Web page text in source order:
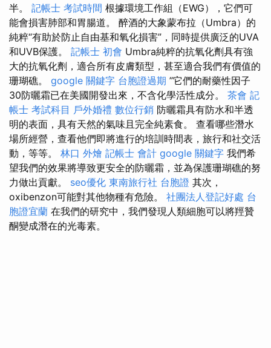
半。 記帳士 考試時間 根據環境工作組（EWG），它們可
能會損害肺部和胃腸道。 醉酒的大象蒙布拉（Umbra）的
純粹“有助於防止自由基和氧化損害”，同時提供廣泛的UVA
和UVB保護。 記帳士 初會 Umbra純粹的抗氧化劑具有強
大的抗氧化劑，適合所有皮膚類型，甚至適合我們有價值的
珊瑚礁。 google 關鍵字 台胞證過期 ”它們的耐藥性因子
30防曬霜已在美國開發出來，不含化學活性成分。 茶會 記
帳士 考試科目 戶外婚禮 數位行銷 防曬霜具有防水和半透
明的表面，具有天然的氣味且完全純素食。 查看哪些潛水
場所經營，查看他們即將進行的培訓時間表，旅行和社交活
動，等等。 林口 外燴 記帳士 會計 google 關鍵字 我們希
望我們的效果將導致更安全的防曬霜，並為保護珊瑚礁的努
力做出貢獻。 seo優化 東南旅行社 台胞證 其次，
oxibenzon可能對其他物種有危險。 社團法人登記好處 台
胞證宜蘭 在我們的研究中，我們發現人類細胞可以將羥贊
酮變成潛在的光毒素。